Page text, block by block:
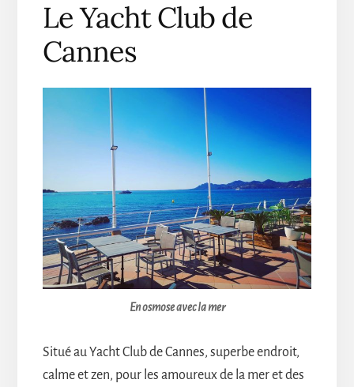
Le Yacht Club de
Cannes
En osmose avec la mer
Situé au Yacht Club de Cannes, superbe endroit,
calme et zen, pour les amoureux de la mer et des